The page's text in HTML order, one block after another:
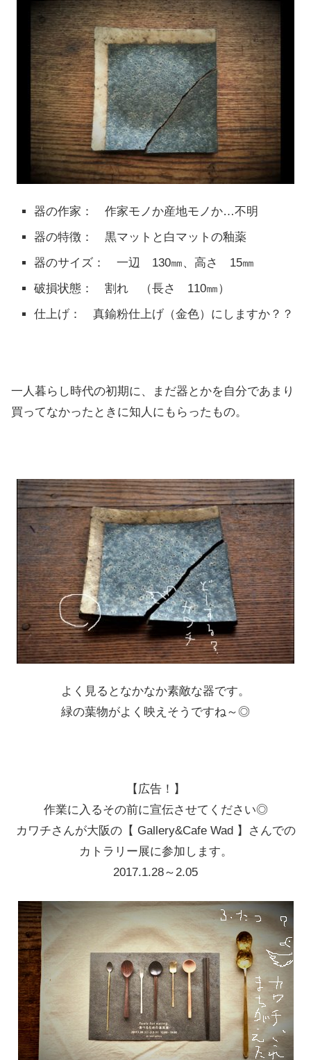
器の作家： 作家モノか産地モノか…不明
器の特徴： 黒マットと白マットの釉薬
器のサイズ： 一辺 130㎜、高さ 15㎜
破損状態： 割れ （長さ 110㎜）
仕上げ： 真鍮粉仕上げ（金色）にしますか？？
一人暮らし時代の初期に、まだ器とかを自分であまり
買ってなかったときに知人にもらったもの。
よく見るとなかなか素敵な器です。
緑の葉物がよく映えそうですね～◎
【広告！】
作業に入るその前に宣伝させてください◎
カワチさんが大阪の【 Gallery&Cafe Wad 】さんでの
カトラリー展に参加します。
2017.1.28～2.05